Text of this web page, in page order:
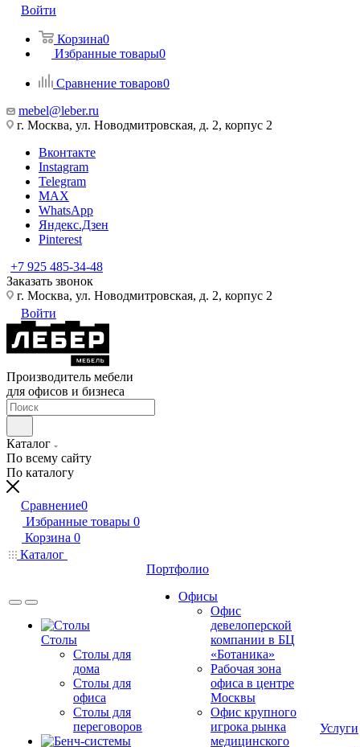
Войти
Корзина0
Избранные товары0
Сравнение товаров0
mebel@leber.ru
г. Москва, ул. Новодмитровская, д. 2, корпус 2
Вконтакте
Instagram
Telegram
MAX
WhatsApp
Яндекс.Дзен
Pinterest
+7 925 485-34-48
Заказать звонок
г. Москва, ул. Новодмитровская, д. 2, корпус 2
Войти
Производитель мебели
для офисов и бизнеса
Каталог
По всему сайту
По каталогу
Сравнение0
Избранные товары 0
Корзина 0
Каталог
Столы
Столы для
дома
Столы для
офиса
Столы для
переговоров
Портфолио
Офисы
Офис
девелоперской
компании в БЦ
«Ботаника»
Рабочая зона
офиса в центре
Москвы
Офис крупного
игрока рынка
медицинского
Услуги